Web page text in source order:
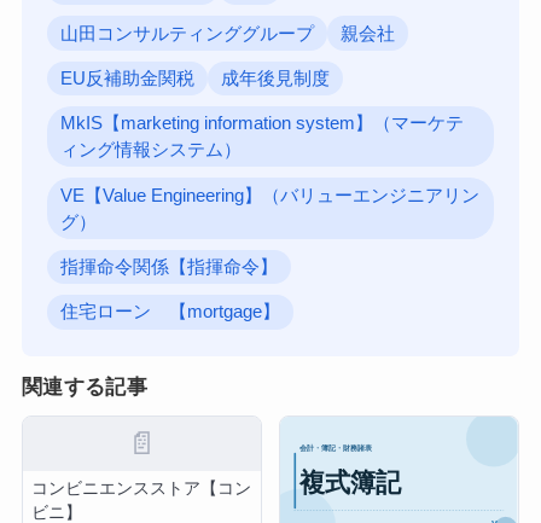
山田コンサルティンググループ 親会社
EU反補助金関税 成年後見制度
MkIS【marketing information system】（マーケテ
ィング情報システム）
VE【Value Engineering】（バリューエンジニアリン
グ）
指揮命令関係【指揮命令】
住宅ローン 【mortgage】
関連する記事
📄
コンビニエンスストア【コン
ビニ】